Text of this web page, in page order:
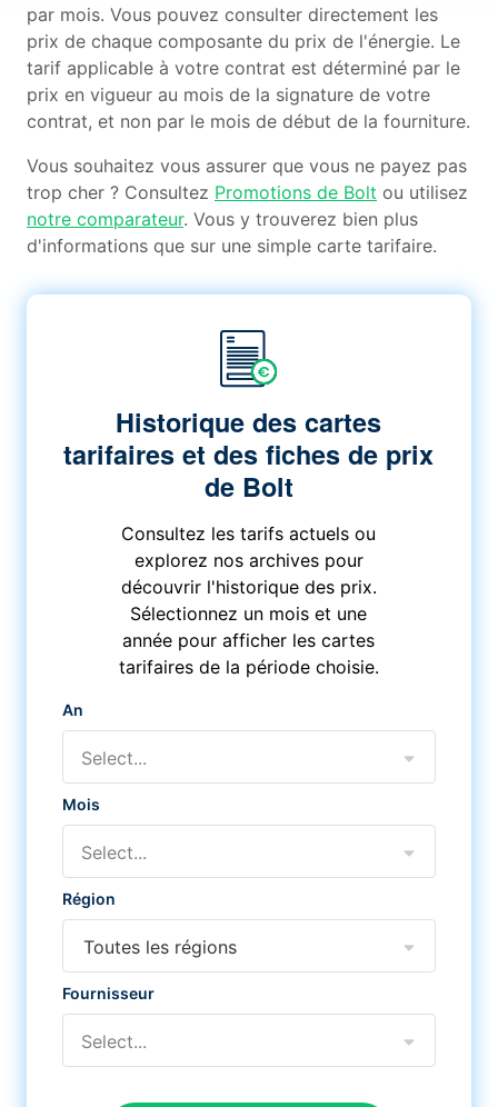
par mois. Vous pouvez consulter directement les
prix de chaque composante du prix de l'énergie. Le
tarif applicable à votre contrat est déterminé par le
prix en vigueur au mois de la signature de votre
contrat, et non par le mois de début de la fourniture.
Vous souhaitez vous assurer que vous ne payez pas
trop cher ? Consultez Promotions de Bolt ou utilisez
notre comparateur. Vous y trouverez bien plus
d'informations que sur une simple carte tarifaire.
Historique des cartes
tarifaires et des fiches de prix
de Bolt
Consultez les tarifs actuels ou
explorez nos archives pour
découvrir l'historique des prix.
Sélectionnez un mois et une
année pour afficher les cartes
tarifaires de la période choisie.
An
Select...
Mois
Select...
Région
Toutes les régions
Fournisseur
Select...